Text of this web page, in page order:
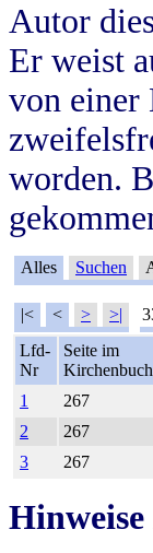
Autor
Er weist
von einer
worden.
Alles Suchen
|< < > >|
Lfd-
Nr
Seite im
Kirchenbuch
1
267
2
267
3
267